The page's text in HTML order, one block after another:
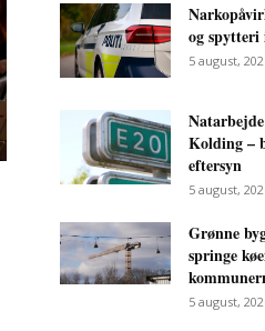
og spytteri
5 august,
Kolding –
eftersyn
5 august,
Grønne
springe
5 august,